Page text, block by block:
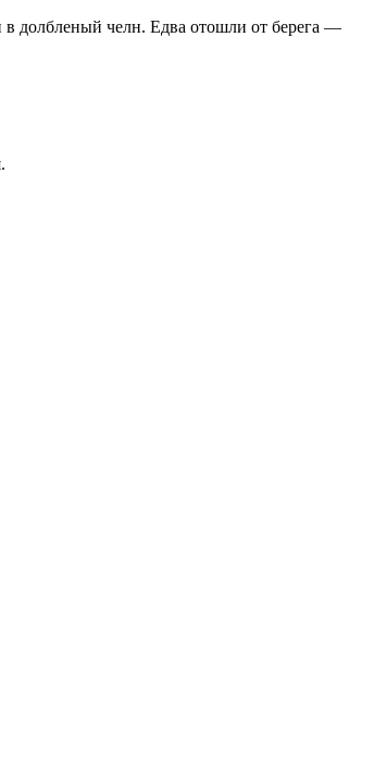
в долбленый челн. Едва отошли от берега —